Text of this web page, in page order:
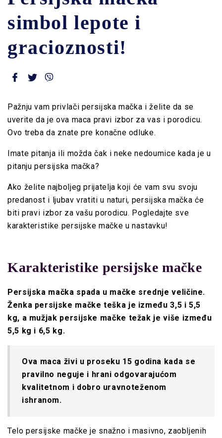
simbol lepote i
gracioznosti!
Pažnju vam privlači persijska mačka i želite da se
uverite da je ova maca pravi izbor za vas i porodicu.
Ovo treba da znate pre konačne odluke.
Imate pitanja ili možda čak i neke nedoumice kada je u
pitanju persijska mačka?
Ako želite najboljeg prijatelja koji će vam svu svoju
predanost i ljubav vratiti u naturi, persijska mačka će
biti pravi izbor za vašu porodicu. Pogledajte sve
karakteristike persijske mačke u nastavku!
Karakteristike persijske mačke
Persijska mačka spada u mačke srednje veličine.
Ženka persijske mačke teška je između 3,5 i 5,5
kg, a mužjak persijske mačke težak je više između
5,5 kg i 6,5 kg.
Ova maca živi u proseku 15 godina kada se
pravilno neguje i hrani odgovarajućom
kvalitetnom i dobro uravnoteženom
ishranom.
Telo persijske mačke je snažno i masivno, zaobljenih